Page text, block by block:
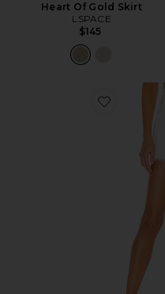
Heart Of Gold Skirt
LSPACE
$145
Favorite